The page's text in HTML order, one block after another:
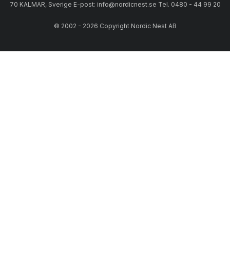
70 KALMAR, Sverige E-post: info@nordicnest.se Tel. 0480 - 44 99 20
© 2002 - 2026 Copyright Nordic Nest AB